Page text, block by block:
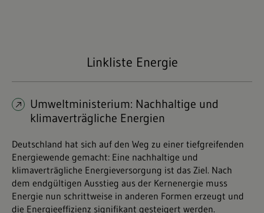
Linkliste Energie
Umweltministerium: Nachhaltige und
klimaverträgliche Energien
Deutschland hat sich auf den Weg zu einer tiefgreifenden
Energiewende gemacht: Eine nachhaltige und
klimaverträgliche Energieversorgung ist das Ziel. Nach
dem endgültigen Ausstieg aus der Kernenergie muss
Energie nun schrittweise in anderen Formen erzeugt und
die Energieeffizienz signifikant gesteigert werden.